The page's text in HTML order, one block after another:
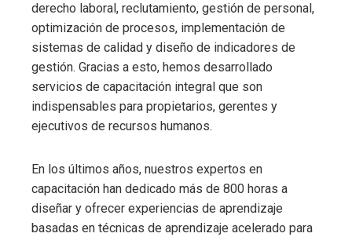
derecho laboral, reclutamiento, gestión de personal,
optimización de procesos, implementación de
sistemas de calidad y diseño de indicadores de
gestión. Gracias a esto, hemos desarrollado
servicios de capacitación integral que son
indispensables para propietarios, gerentes y
ejecutivos de recursos humanos.
En los últimos años, nuestros expertos en
capacitación han dedicado más de 800 horas a
diseñar y ofrecer experiencias de aprendizaje
basadas en técnicas de aprendizaje acelerado para